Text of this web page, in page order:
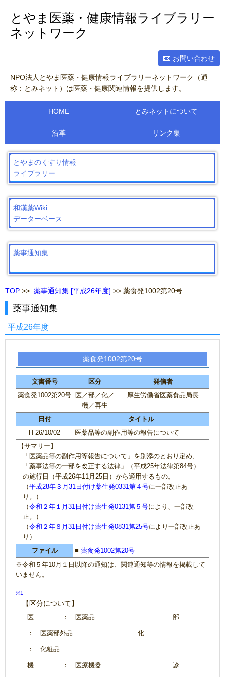
とやま医薬・健康情報ライブラリー
ネットワーク
お問い合わせ
NPO法人とやま医薬・健康情報ライブラリーネットワーク（通
称：とみネット）は医薬・健康関連情報を提供します。
HOME とみネットについて
沿革 リンク集
とやまのくすり情報
ライブラリー
和漢薬Wiki
データーベース
薬事通知集
TOP >> 薬事通知集 [平成26年度] >> 薬食発1002第20号
薬事通知集
平成26年度
薬食発1002第20号
文書番号 区分
発信者
薬食発1002第20号 医／部／化／
機／再生
厚生労働省医薬食品局長
日付
タイトル
H 26/10/02
医薬品等の副作用等の報告について
【サマリー】
「医薬品等の副作用等報告について」を別添のとおり定め、
「薬事法等の一部を改正する法律」（平成25年法律第84号）
の施行日（平成26年11月25日）から適用するもの。
（平成28年３月31日付け薬生発0331第４号に一部改正あ
り。）
（令和２年１月31日付け薬生発0131第５号により、一部改
正。）
（令和２年８月31日付け薬生発0831第25号により一部改正あ
り）
ファイル
■ 薬食発1002第20号
※令和５年10月１日以降の通知は、関連通知等の情報を掲載して
いません。
※1
【区分について】
医 ： 医薬品 部
： 医薬部外品 化
： 化粧品
機 ： 医療機器 診